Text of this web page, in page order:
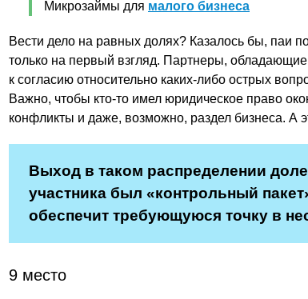
Микрозаймы для малого бизнеса
Вести дело на равных долях? Казалось бы, паи
только на первый взгляд. Партнеры,
к согласию относительно каких-либо острых
Важно, чтобы кто-то имел юридическое право
конфликты и даже, возможно, раздел бизнеса. А
Выход в таком распределении
участника был «контрольный
обеспечит требующуюся точку в
9 место